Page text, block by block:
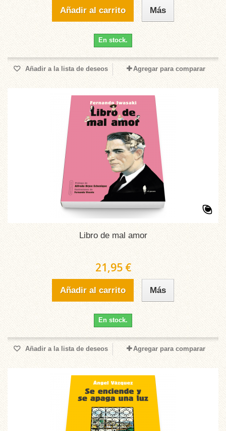
Añadir al carrito Más
En stock.
Añadir a la lista de deseos Agregar para comparar
Libro de mal amor
21,95 €
Añadir al carrito Más
En stock.
Añadir a la lista de deseos Agregar para comparar